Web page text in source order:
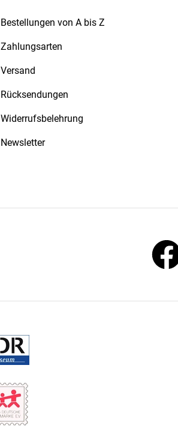
Bestellungen von A bis Z
Zahlungsarten
Versand
Rücksendungen
Widerrufsbelehrung
Newsletter